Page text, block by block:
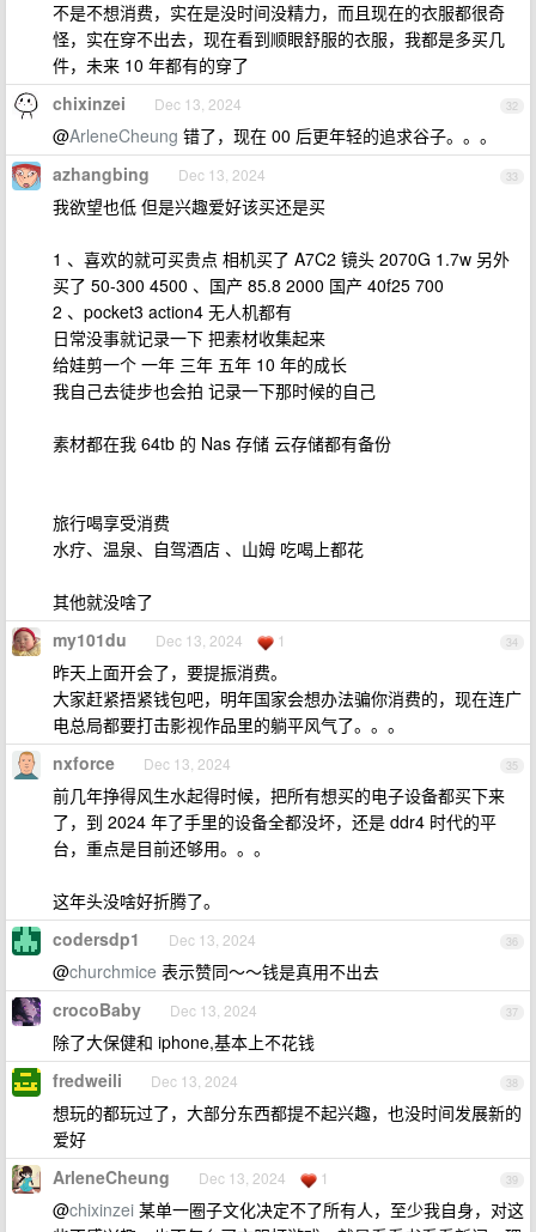
不是不想消费，实在是没时间没精力，而且现在的衣服都很奇
怪，实在穿不出去，现在看到顺眼舒服的衣服，我都是多买几
件，未来 10 年都有的穿了
32
chixinzei Dec 13, 2024
@ArleneCheung 错了，现在 00 后更年轻的追求谷子。。。
33
azhangbing Dec 13, 2024
我欲望也低 但是兴趣爱好该买还是买
1 、喜欢的就可买贵点 相机买了 A7C2 镜头 2070G 1.7w 另外
买了 50-300 4500 、国产 85.8 2000 国产 40f25 700
2 、pocket3 action4 无人机都有
日常没事就记录一下 把素材收集起来
给娃剪一个 一年 三年 五年 10 年的成长
我自己去徒步也会拍 记录一下那时候的自己
素材都在我 64tb 的 Nas 存储 云存储都有备份
旅行喝享受消费
水疗、温泉、自驾酒店 、山姆 吃喝上都花
其他就没啥了
34
my101du Dec 13, 2024 1
昨天上面开会了，要提振消费。
大家赶紧捂紧钱包吧，明年国家会想办法骗你消费的，现在连广
电总局都要打击影视作品里的躺平风气了。。。
35
nxforce Dec 13, 2024
前几年挣得风生水起得时候，把所有想买的电子设备都买下来
了，到 2024 年了手里的设备全都没坏，还是 ddr4 时代的平
台，重点是目前还够用。。。
这年头没啥好折腾了。
36
codersdp1 Dec 13, 2024
@churchmice 表示赞同～～钱是真用不出去
37
crocoBaby Dec 13, 2024
除了大保健和 iphone,基本上不花钱
38
fredweili Dec 13, 2024
想玩的都玩过了，大部分东西都提不起兴趣，也没时间发展新的
爱好
39
ArleneCheung Dec 13, 2024 1
@chixinzei 某单一圈子文化决定不了所有人，至少我自身，对这